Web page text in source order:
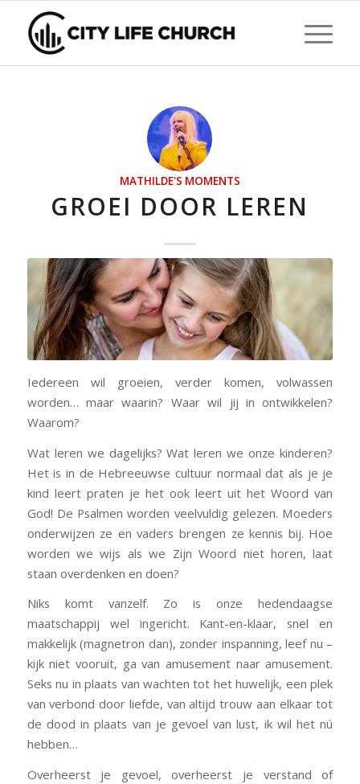
MATHILDE'S MOMENTS
GROEI DOOR LEREN
Iedereen wil groeien, verder komen, volwassen
worden… maar waarin? Waar wil jij in ontwikkelen?
Waarom?
Wat leren we dagelijks? Wat leren we onze kinderen?
Het is in de Hebreeuwse cultuur normaal dat als je je
kind leert praten je het ook leert uit het Woord van
God! De Psalmen worden veelvuldig gelezen. Moeders
onderwijzen ze en vaders brengen ze kennis bij. Hoe
worden we wijs als we Zijn Woord niet horen, laat
staan overdenken en doen?
Niks komt vanzelf. Zo is onze hedendaagse
maatschappij wel ingericht. Kant-en-klaar, snel en
makkelijk (magnetron dan), zonder inspanning, leef nu –
kijk niet vooruit, ga van amusement naar amusement.
Seks nu in plaats van wachten tot het huwelijk, een plek
van verbond door liefde, van altijd trouw aan elkaar tot
de dood in plaats van je gevoel van lust, ik wil het nú
hebben…
Overheerst je gevoel, overheerst je verstand of